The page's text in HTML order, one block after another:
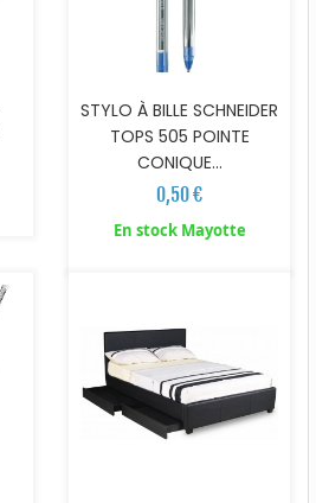
STYLO À BILLE SCHNEIDER
TOPS 505 POINTE
CONIQUE...
0,50 €
En stock Mayotte